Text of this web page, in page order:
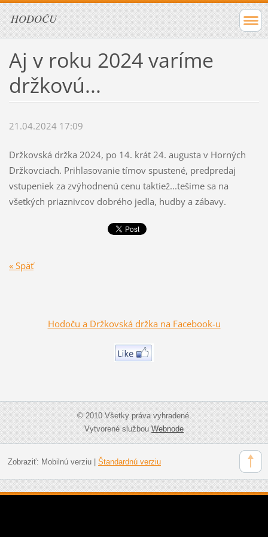
HODOČU
Aj v roku 2024 varíme
držkovú...
21.04.2024 17:09
Držkovská držka 2024, po 14. krát 24. augusta v Horných
Držkovciach. Prihlasovanie tímov spustené, predpredaj
vstupeniek za zvýhodnenú cenu taktiež...tešime sa na
všetkých priaznivcov dobrého jedla, hudby a zábavy.
« Späť
Hodoču a Držkovská držka na Facebook-u
© 2010 Všetky práva vyhradené.
Vytvorené službouWebnode
Zobraziť: Mobilnú verziu| Štandardnú verziu